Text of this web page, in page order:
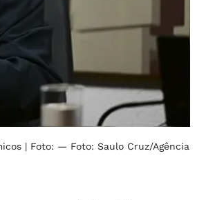
| Foto: — Foto: Saulo Cruz/Agência